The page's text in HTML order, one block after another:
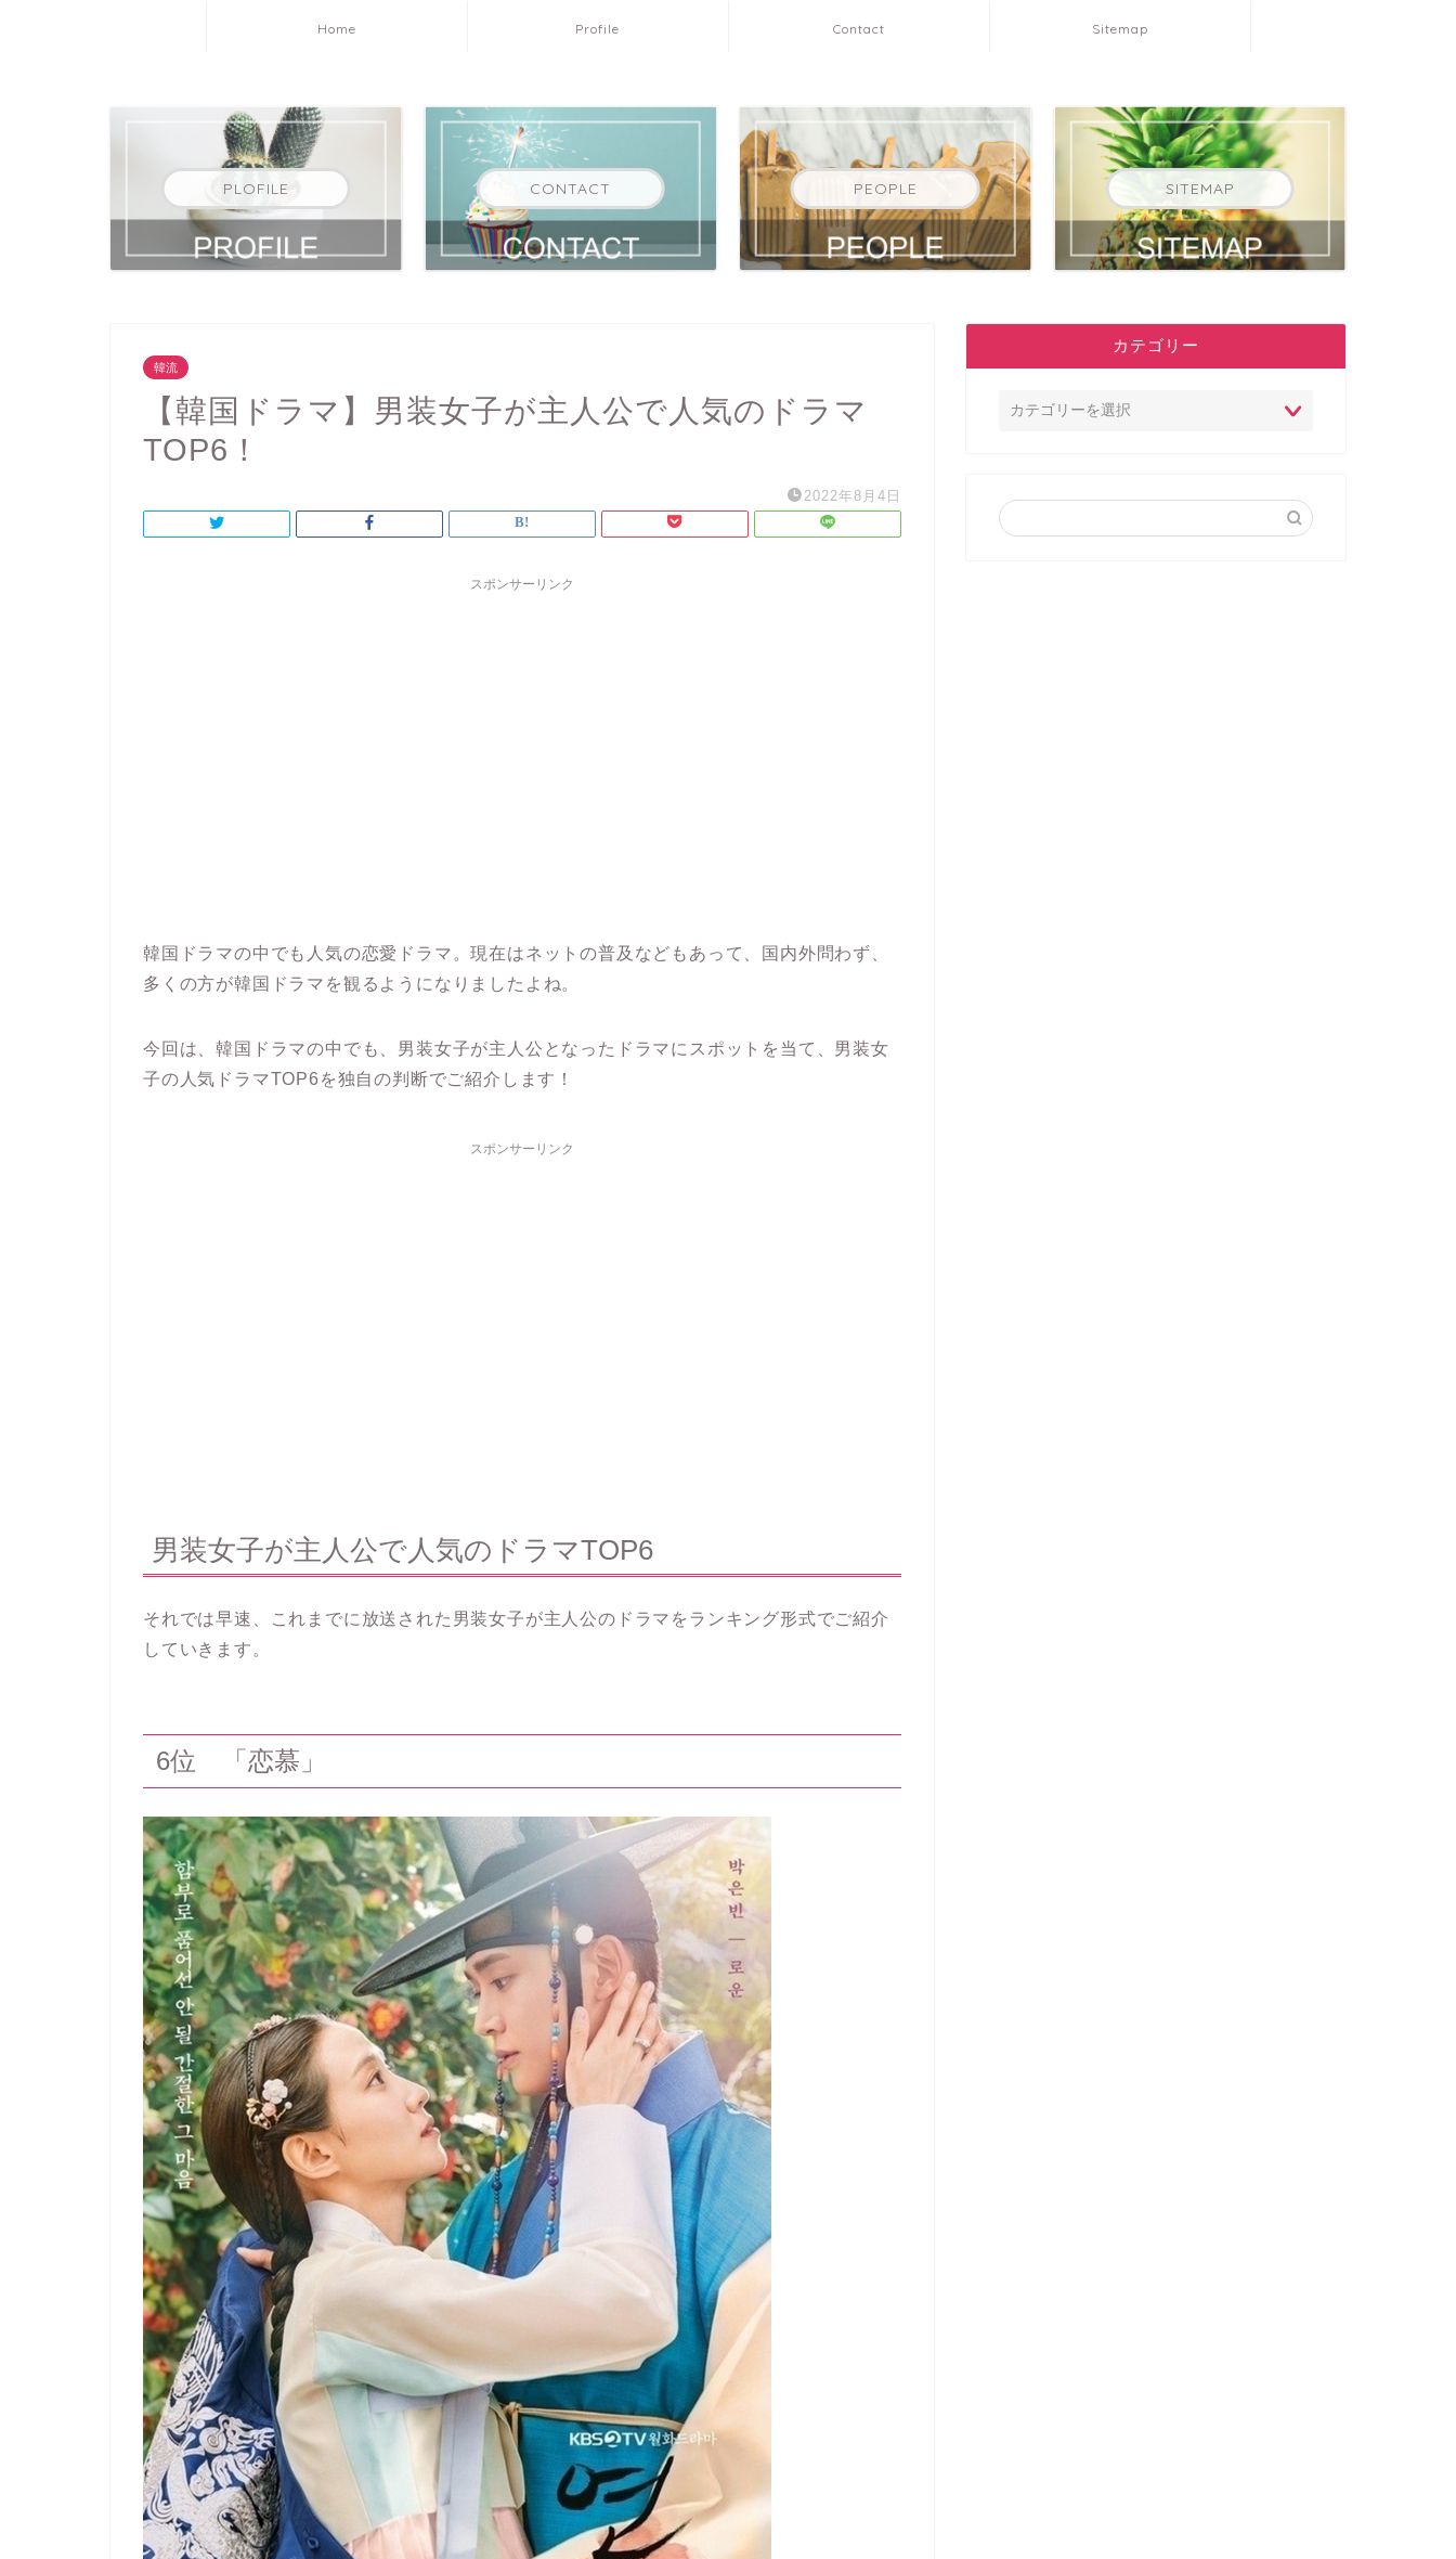
Home Profile Contact Sitemap
PLOFILE CONTACT PEOPLE SITEMAP
韓流
【韓国ドラマ】男装女子が主人公で人気のドラマ
TOP6！
2022年8月4日
スポンサーリンク
韓国ドラマの中でも人気の恋愛ドラマ。現在はネットの普及などもあって、国内外問わず、
多くの方が韓国ドラマを観るようになりましたよね。
今回は、韓国ドラマの中でも、男装女子が主人公となったドラマにスポットを当て、男装女
子の人気ドラマTOP6を独自の判断でご紹介します！
スポンサーリンク
男装女子が主人公で人気のドラマTOP6
それでは早速、これまでに放送された男装女子が主人公のドラマをランキング形式でご紹介
していきます。
6位 「恋慕」
カテゴリー